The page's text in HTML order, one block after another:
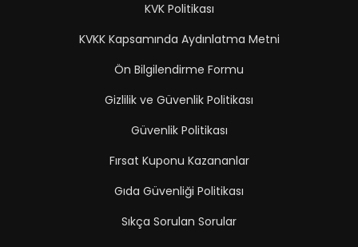
KVK Politikası
KVKK Kapsamında Aydınlatma Metni
Ön Bilgilendirme Formu
Gizlilik ve Güvenlik Politikası
Güvenlik Politikası
Fırsat Kuponu Kazananlar
Gıda Güvenliği Politikası
Sıkça Sorulan Sorular